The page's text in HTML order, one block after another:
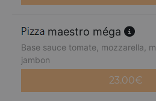
maestro méga
Base sauce tomate, mozzarella,
jambon
23.00€